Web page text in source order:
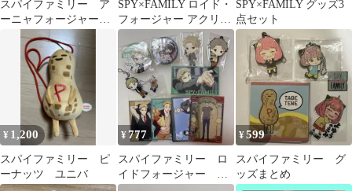
スパイファミリー ア
ーニャフォージャー
まとめ売り
SPY×FAMILY ロイド・
フォージャー アクリル
キーホルダー
SPY×FAMILY グッズ3
点セット
¥ 1,200
スパイファミリー ピ
ーナッツ ユニバ
¥ 777
スパイファミリー ロ
イドフォージャー 缶
¥599
スパイファミリー グ
ッズまとめ